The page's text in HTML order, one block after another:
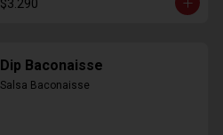
$3.290
Dip Baconaisse
Salsa Baconaisse